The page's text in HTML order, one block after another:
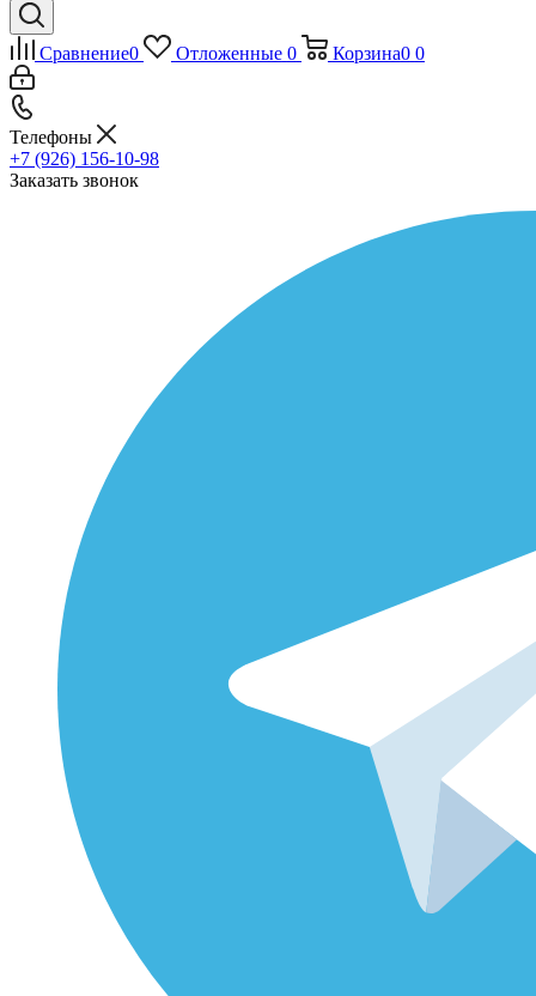
Сравнение0 Отложенные 0 Корзина0 0
Телефоны
+7 (926) 156-10-98
Заказать звонок